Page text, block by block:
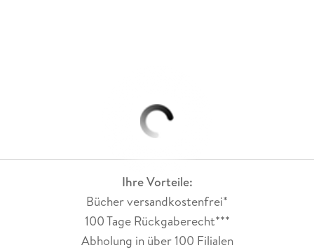
Ihre Vorteile:
Bücher versandkostenfrei*
100 Tage Rückgaberecht***
Abholung in über 100 Filialen